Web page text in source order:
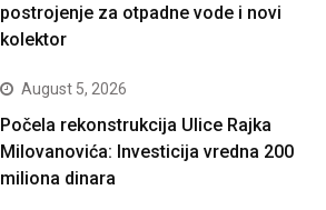
postrojenje za otpadne vode i novi
kolektor
August 5, 2026
Počela rekonstrukcija Ulice Rajka
Milovanovića: Investicija vredna 200
miliona dinara